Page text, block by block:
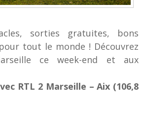
sorties gratuites, bons
tout le monde ! Découvrez
ce week-end et aux
RTL 2 Marseille – Aix (106,8